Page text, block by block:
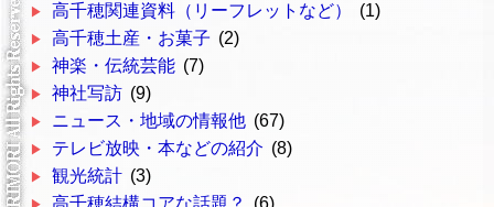
高千穂関連資料（リーフレットなど）
(1)
高千穂土産・お菓子 (2)
神楽・伝統芸能 (7)
神社写訪 (9)
ニュース・地域の情報他 (67)
テレビ放映・本などの紹介 (8)
観光統計 (3)